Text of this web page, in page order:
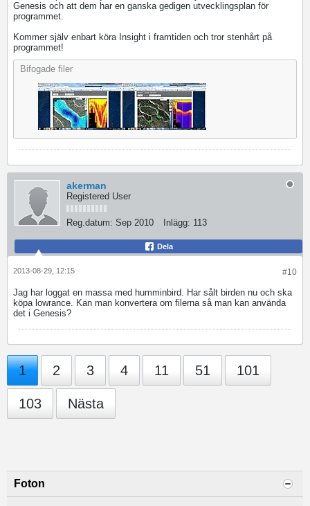
Genesis och att dem har en ganska gedigen utvecklingsplan för
programmet.
Kommer själv enbart köra Insight i framtiden och tror stenhårt på
programmet!
Bifogade filer
akerman
Registered User
Reg.datum: Sep 2010 Inlägg: 113
Dela
#10
2013-08-29, 12:15
Jag har loggat en massa med humminbird. Har sålt birden nu och ska
köpa lowrance. Kan man konvertera om filerna så man kan använda
det i Genesis?
1 2 3 4 11 51 101
103 Nästa
Foton